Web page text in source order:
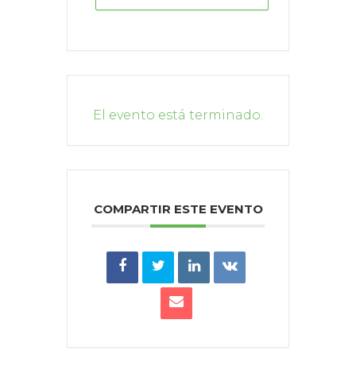
El evento está terminado.
COMPARTIR ESTE EVENTO